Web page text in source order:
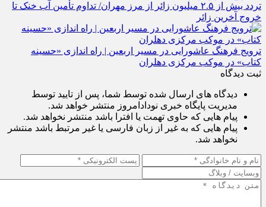
تردد بیش از ۲.۵ میلیون زائر از مرز مهران/ تداوم تأمین آب خنک تا
خروج آخرین زائر
ترویج فرهنگ عاشورایی در مسیر اربعین | راه‌ اندازی «حسینه
کتاب» در موکب مرکزی دهلران
دیدگاه های ارسال شده توسط شما، پس از تایید توسط
مدیریت پایگاه خبری نودادامروز منتشر خواهد شد.
پیام هایی که حاوی تهمت یا افترا باشد منتشر نخواهد شد.
پیام هایی که به غیر از زبان فارسی یا غیر مرتبط باشد منتشر